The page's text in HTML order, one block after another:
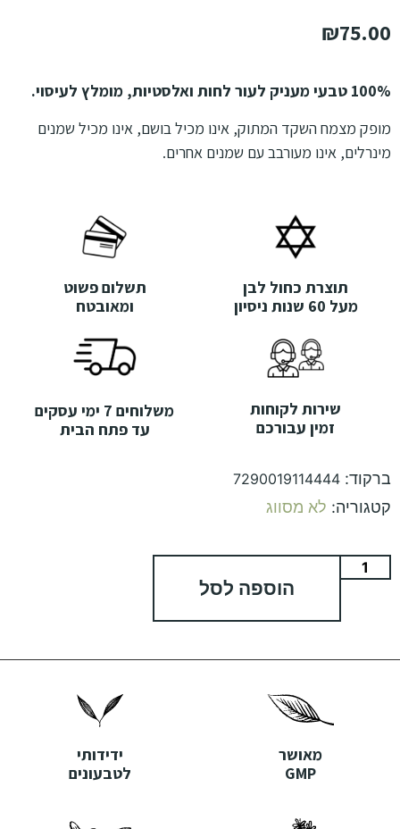
₪75.00
100% טבעי מעניק לעור לחות ואלסטיות, מומלץ לעיסוי.
מופק מצמח השקד המתוק, אינו מכיל בושם, אינו מכיל שמנים
מינרלים, אינו מעורבב עם שמנים אחרים.
תוצרת כחול לבן
מעל 60 שנות ניסיון
תשלום פשוט
ומאובטח
שירות לקוחות
זמין עבורכם
משלוחים 7 ימי עסקים
עד פתח הבית
ברקוד: 7290019114444
קטגוריה: לא מסווג
הוספה לסל
מאושר
GMP
ידידותי
לטבעונים